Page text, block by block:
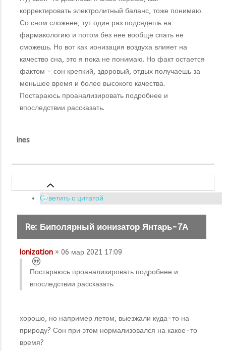
корректировать электролитный баланс, тоже понимаю.
Со сном сложнее, тут один раз подсядешь на
фармакологию и потом без нее вообще спать не
сможешь. Но вот как ионизация воздуха влияет на
качество сна, это я пока не понимаю. Но факт остается
фактом - сон крепкий, здоровый, отдых получаешь за
меньшее время и более высокого качества.
Постараюсь проанализировать подробнее и
впоследствии рассказать.
Ines
Ответить с цитатой
Re: Биполярный ионизатор Янтарь-7А
Ionization » 06 мар 2021 17:09
Постараюсь проанализировать подробнее и
впоследствии рассказать.
хорошо, но например летом, выезжали куда-то на
природу? Сон при этом нормализовался на какое-то
время?